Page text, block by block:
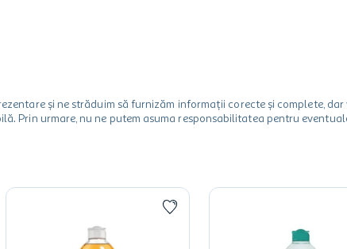
și ne străduim să furnizăm informații corecte și complete,
Prin urmare, nu ne putem asuma responsabilitatea pentru